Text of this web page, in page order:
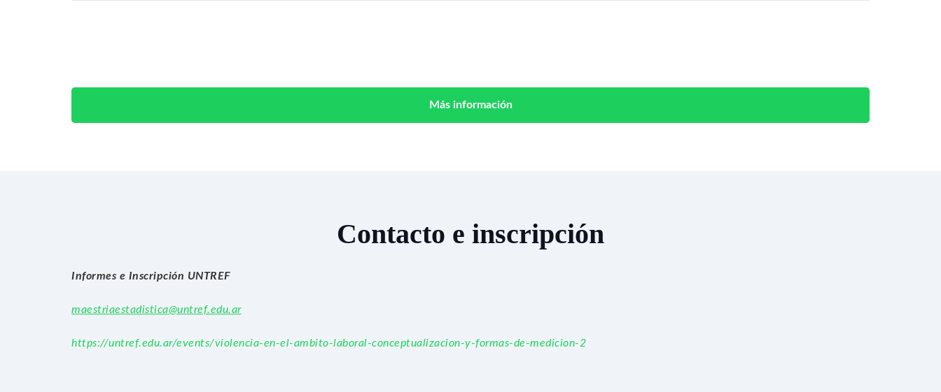
Más información
Contacto e inscripción
Informes e Inscripción UNTREF
maestriaestadistica@untref.edu.ar
https://untref.edu.ar/events/violencia-en-el-ambito-laboral-conceptualizacion-y-formas-de-medicion-2